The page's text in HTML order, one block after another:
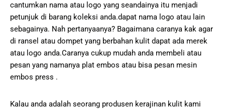
cantumkan nama atau logo yang seandainya itu menjadi
petunjuk di barang koleksi anda.dapat nama logo atau lain
sebagainya. Nah pertanyaanya? Bagaimana caranya kak agar
di ransel atau dompet yang berbahan kulit dapat ada merek
atau logo anda.Caranya cukup mudah anda membeli atau
pesan yang namanya plat embos atau bisa pesan mesin
embos press .
Kalau anda adalah seorang produsen kerajinan kulit kami